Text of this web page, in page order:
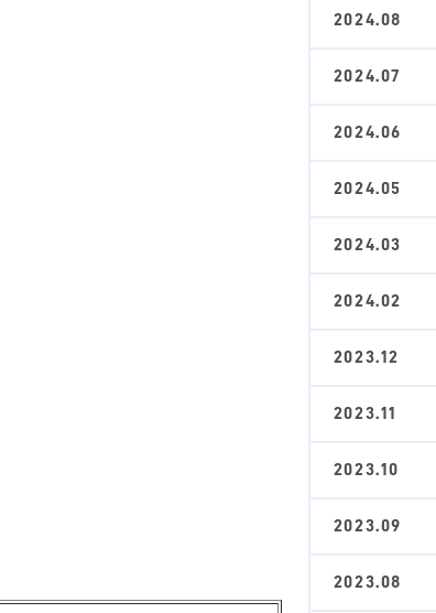
2024.08
2024.07
2024.06
2024.05
2024.03
2024.02
2023.12
2023.11
2023.10
2023.09
2023.08